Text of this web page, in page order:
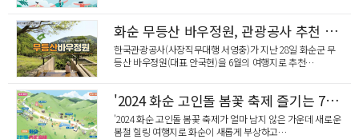
화순 무등산 바우정원, 관광공사 추천 6월 여행지 선정
한국관광공사(사장직무대행 서영충)가 지난 28일 화순군 무
등산 바우정원(대표 안국현)을 6월의 여행지로 추천…
'2024 화순 고인돌 봄꽃 축제 즐기는 7가지 Point!
'2024 화순 고인돌 봄꽃 축제가 얼마 남지 않은 가운데 새로운
봄철 힐링 여행지로 화순이 새롭게 부상하고…